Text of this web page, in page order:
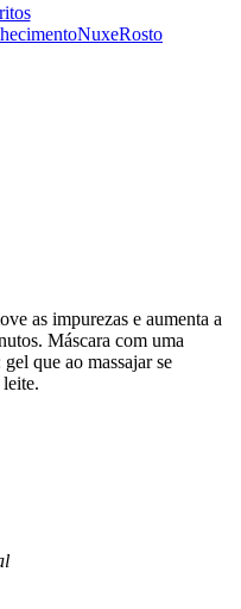
NuxeRosto
as impurezas e aumenta a
Máscara com uma
que ao massajar se